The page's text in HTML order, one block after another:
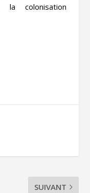
colonisation
SUIVANT